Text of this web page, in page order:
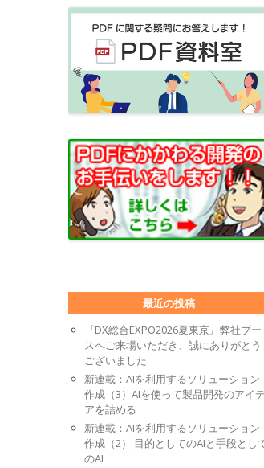
最近の投稿
『DX総合EXPO2026夏東京』弊社ブー
スへご来場いただき、誠にありがとう
ございました
新連載：AIを利用するソリューション
作成（3）AIを使って製品開発のアイ
アを詰める
新連載：AIを利用するソリューション
作成（2） 目的としてのAIと手段とし
のAI